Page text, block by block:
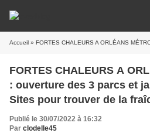
Accueil » FORTES CHALEURS A ORLÉANS MÉTROPOLE : ouverture des 3
FORTES CHALEURS A
: ouverture des 3 parcs et
Sites pour trouver de la
Publié le 30/07/2022 à 16:32
Par clodelle45